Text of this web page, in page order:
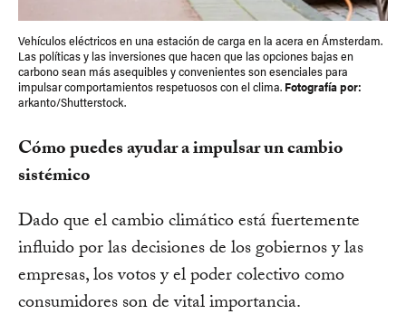
Vehículos eléctricos en una estación de carga en la acera en Ámsterdam.
Las políticas y las inversiones que hacen que las opciones bajas en
carbono sean más asequibles y convenientes son esenciales para
impulsar comportamientos respetuosos con el clima. Fotografía por:
arkanto/Shutterstock.
Cómo puedes ayudar a impulsar un cambio
sistémico
Dado que el cambio climático está fuertemente
influido por las decisiones de los gobiernos y las
empresas, los votos y el poder colectivo como
consumidores son de vital importancia.